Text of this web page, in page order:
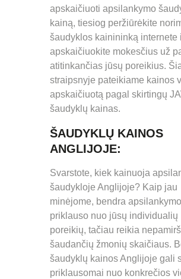
apskaičiuoti apsilankymo
kainą, tiesiog peržiūrėkite
šaudyklos kainininką internete
apskaičiuokite mokesčius už
atitinkančias jūsų poreikius.
straipsnyje pateikiame kainos
apskaičiuotą pagal skirtingų
šaudyklų kainas.
ŠAUDYKLŲ KAINOS
ANGLIJOJE:
Svarstote, kiek kainuoja
šaudykloje Anglijoje? Kaip jau
minėjome, bendra
priklauso nuo jūsų individualių
poreikių, tačiau reikia
šaudančių žmonių skaičiaus.
šaudyklų kainos Anglijoje gali
priklausomai nuo konkrečios